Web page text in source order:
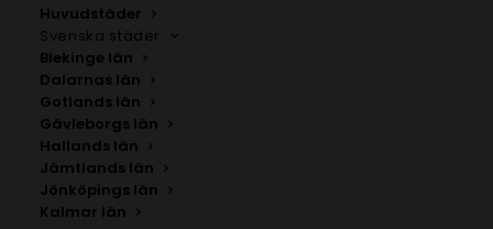
Huvudstäder
Svenska städer
Blekinge län
Dalarnas län
Gotlands län
Gävleborgs län
Hallands län
Jämtlands län
Jönköpings län
Kalmar län